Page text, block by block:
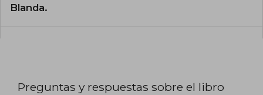
Blanda.
Preguntas y respuestas sobre el libro